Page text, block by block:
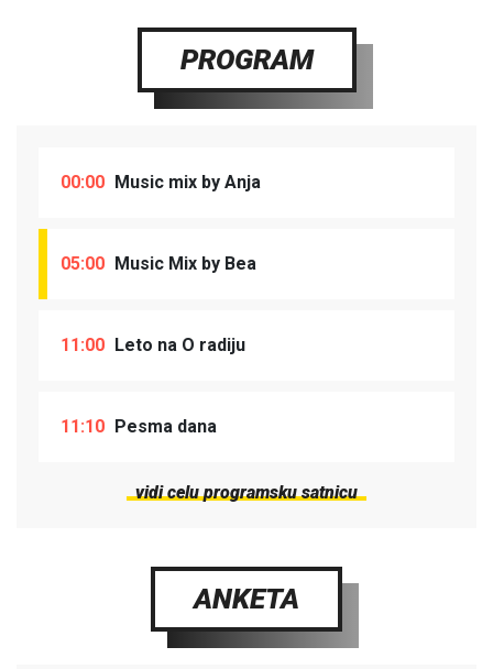
PROGRAM
00:00 Music mix by Anja
05:00 Music Mix by Bea
11:00 Leto na O radiju
11:10 Pesma dana
vidi celu programsku satnicu
ANKETA